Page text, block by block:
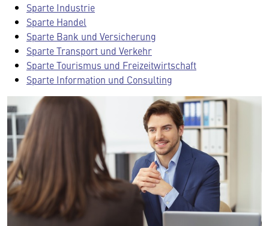
Sparte Industrie
Sparte Handel
Sparte Bank und Versicherung
Sparte Transport und Verkehr
Sparte Tourismus und Freizeitwirtschaft
Sparte Information und Consulting